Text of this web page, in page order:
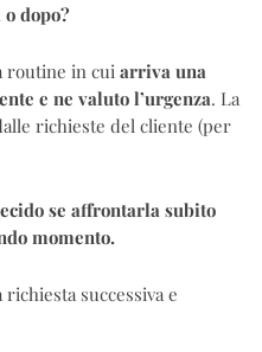
dopo?
routine in cuiarriva una
e ne valuto l’urgenza. La
richieste del cliente (per
se affrontarla subito
momento.
successiva e